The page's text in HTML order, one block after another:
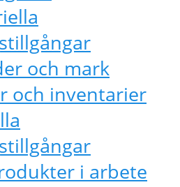
och mark
och inventarier
i arbete